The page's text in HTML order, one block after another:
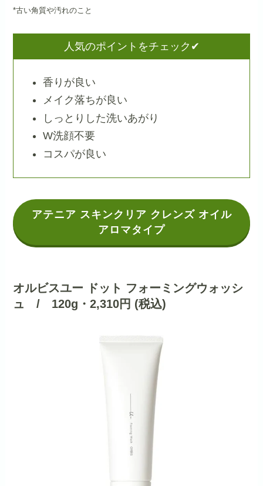
*古い角質や汚れのこと
人気のポイントをチェック✔
香りが良い
メイク落ちが良い
しっとりした洗いあがり
W洗顔不要
コスパが良い
アテニア スキンクリア クレンズ オイル
アロマタイプ
オルビスユー ドット フォーミングウォッシ
ュ / 120g・2,310円 (税込)